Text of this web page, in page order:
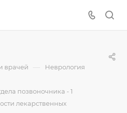
врачей — Неврология
позвоночника - 1
лекарственных